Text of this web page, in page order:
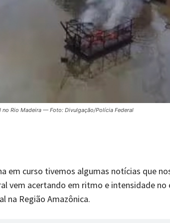
Rio Madeira — Foto: Divulgação/Polícia Federal
em curso tivemos algumas notícias que
vem acertando em ritmo e intensidade
na Região Amazônica.